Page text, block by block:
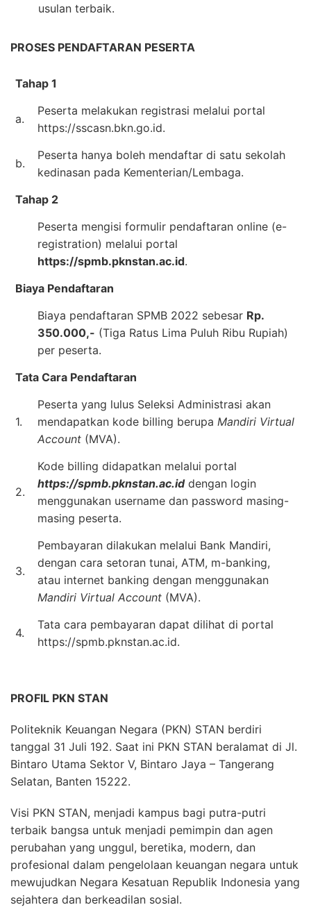
usulan terbaik.
PROSES PENDAFTARAN PESERTA
Tahap 1
a.
Peserta melakukan registrasi melalui portal
https://sscasn.bkn.go.id.
b.
Peserta hanya boleh mendaftar di satu sekolah
kedinasan pada Kementerian/Lembaga.
Tahap 2
Peserta mengisi formulir pendaftaran online (e-
registration) melalui portal
https://spmb.pknstan.ac.id.
Biaya Pendaftaran
Biaya pendaftaran SPMB 2022 sebesar Rp.
350.000,- (Tiga Ratus Lima Puluh Ribu Rupiah)
per peserta.
Tata Cara Pendaftaran
1.
Peserta yang lulus Seleksi Administrasi akan
mendapatkan kode billing berupa Mandiri Virtual
Account (MVA).
2.
Kode billing didapatkan melalui portal
https://spmb.pknstan.ac.iddengan login
menggunakan username dan password masing-
masing peserta.
3.
Pembayaran dilakukan melalui Bank Mandiri,
dengan cara setoran tunai, ATM, m-banking,
atau internet banking dengan menggunakan
Mandiri Virtual Account (MVA).
4.
Tata cara pembayaran dapat dilihat di portal
https://spmb.pknstan.ac.id.
PROFIL PKN STAN
Politeknik Keuangan Negara (PKN) STAN berdiri
tanggal 31 Juli 192. Saat ini PKN STAN beralamat di Jl.
Bintaro Utama Sektor V, Bintaro Jaya – Tangerang
Selatan, Banten 15222.
Visi PKN STAN, menjadi kampus bagi putra-putri
terbaik bangsa untuk menjadi pemimpin dan agen
perubahan yang unggul, beretika, modern, dan
profesional dalam pengelolaan keuangan negara untuk
mewujudkan Negara Kesatuan Republik Indonesia yang
sejahtera dan berkeadilan sosial.